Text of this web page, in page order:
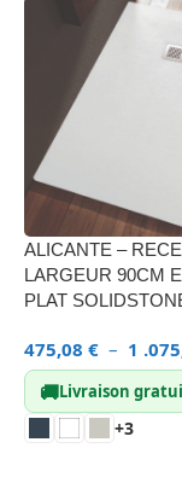
ALICANTE –
LARGEUR 90CM
PLAT
475,08 € – 1
🚚Livraison
+3